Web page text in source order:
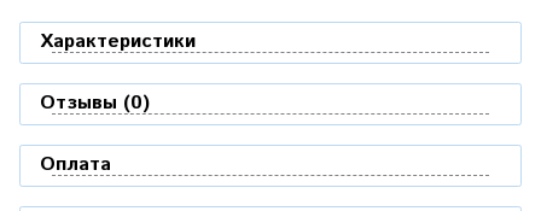
Характеристики
Отзывы (0)
Оплата